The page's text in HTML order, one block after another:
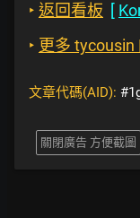
‣ 返回看板 [
‣ 更多 tycousin
文章代碼(AID):
關閉廣告 方便截圖